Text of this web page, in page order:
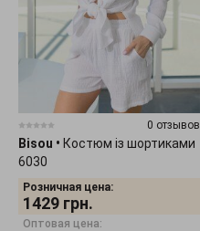
0 отзывов
Bisou • Костюм із шортиками
6030
Розничная цена:
1429 грн.
Оптовая цена: